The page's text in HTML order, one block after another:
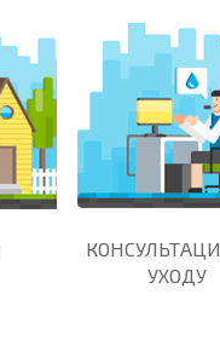
УХОДУ